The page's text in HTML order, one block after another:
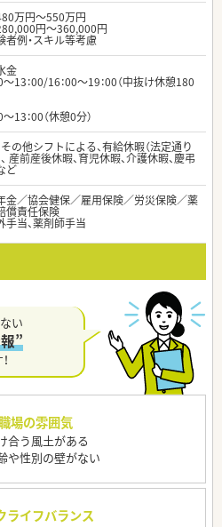
万円～550万円
円～360,000円
例・スキル等考慮
金
～13：00/16：00～19：00（中抜け休憩180
～13：00（休憩0分）
その他シフトによる、有給休暇（法定通り
産前産後休暇、育児休暇、介護休暇、慶弔
ど
金／協会健保／雇用保険／労災保険／薬
償責任保険
手当、薬剤師手当
い
”
場の雰囲気
合う風土がある
や性別の壁がない
ライフバランス